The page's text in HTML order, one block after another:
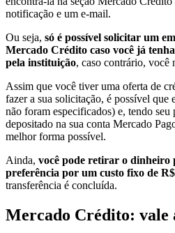
notificação e um e-mail.
Ou seja, só é possível solicitar um
Mercado Crédito caso você já
pela instituição, caso contrário, você
Assim que você tiver uma oferta de
fazer a sua solicitação, é possível que
não foram especificados) e, tendo
depositado na sua conta Mercado
melhor forma possível.
Ainda, você pode retirar o dinheiro
preferência por um custo fixo de
transferência é concluída.
Mercado Crédito: vale